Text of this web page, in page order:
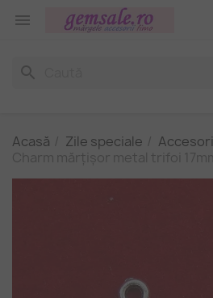

search
Acasă Zile speciale
Charm mărțișor metal trifoi